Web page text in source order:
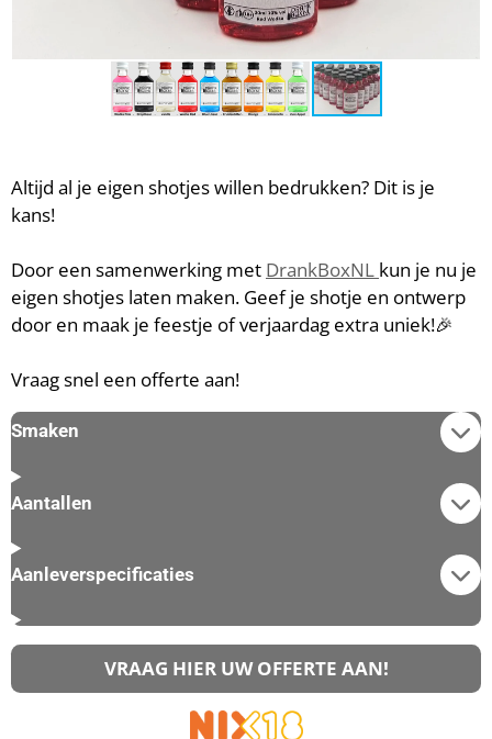
Altijd al je eigen shotjes willen bedrukken? Dit is je
kans!
Door een samenwerking met DrankBoxNL kun je nu je
eigen shotjes laten maken. Geef je shotje en ontwerp
door en maak je feestje of verjaardag extra uniek!🎉
Vraag snel een offerte aan!
Smaken
Aantallen
Aanleverspecificaties
VRAAG HIER UW OFFERTE AAN!